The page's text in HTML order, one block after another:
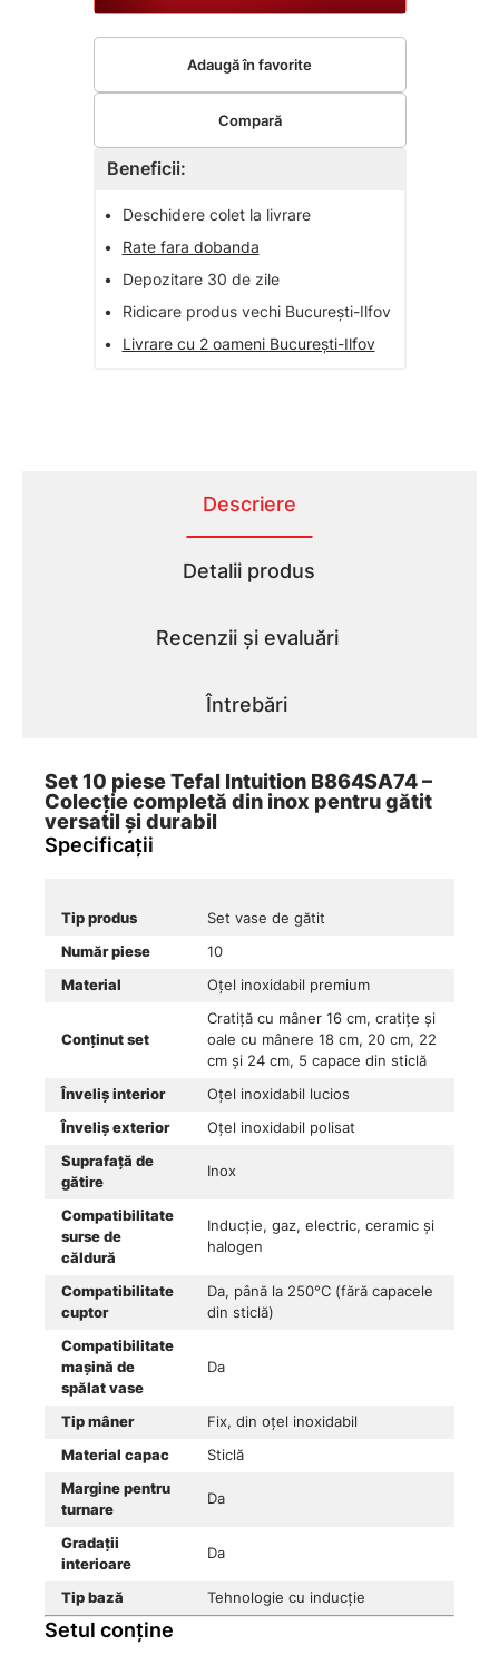
Beneficii:
•
Deschidere colet la livrare
•
Rate fara dobanda
•
Depozitare 30 de zile
•
Ridicare produs vechi București-Ilfov
•
Livrare cu 2 oameni București-Ilfov
Adaugă în favorite
Compară
Descriere
Detalii produs
Recenzii și evaluări
Întrebări
Set 10 piese Tefal Intuition B864SA74 –
Colecție completă din inox pentru gătit
versatil și durabil
Specificații
Tip produs
Set vase de gătit
Număr piese
10
Material
Oțel inoxidabil premium
Conținut set
Cratiță cu mâner 16 cm, cratițe și
oale cu mânere 18 cm, 20 cm, 22
cm și 24 cm, 5 capace din sticlă
Înveliș interior
Oțel inoxidabil lucios
Înveliș exterior
Oțel inoxidabil polisat
Suprafață de
gătire
Inox
Compatibilitate
surse de
căldură
Inducție, gaz, electric, ceramic și
halogen
Compatibilitate
cuptor
Da, până la 250°C (fără capacele
din sticlă)
Compatibilitate
mașină de
spălat vase
Da
Tip mâner
Fix, din oțel inoxidabil
Material capac
Sticlă
Margine pentru
turnare
Da
Gradații
interioare
Da
Tip bază Tehnologie cu inducție
Setul conține